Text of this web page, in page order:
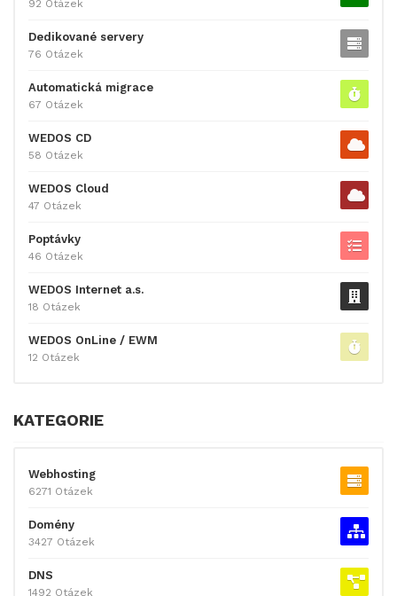
92 Otázek
Dedikované servery
76 Otázek
Automatická migrace
67 Otázek
WEDOS CD
58 Otázek
WEDOS Cloud
47 Otázek
Poptávky
46 Otázek
WEDOS Internet a.s.
18 Otázek
WEDOS OnLine / EWM
12 Otázek
KATEGORIE
Webhosting
6271 Otázek
Domény
3427 Otázek
DNS
1492 Otázek